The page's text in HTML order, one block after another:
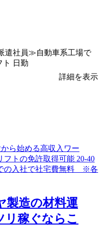
遣社員≫自動車系工場で
ト 日勤
詳細を表示
製造の材料運
リ稼ぐならこ